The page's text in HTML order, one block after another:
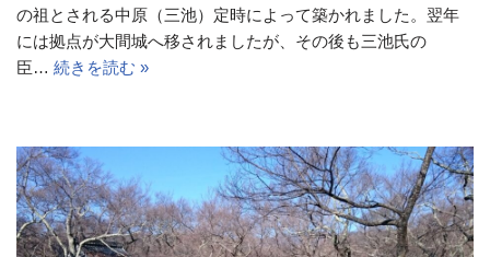
の祖とされる中原（三池）定時によって築かれました。翌年
には拠点が大間城へ移されましたが、その後も三池氏の
臣… 続きを読む »